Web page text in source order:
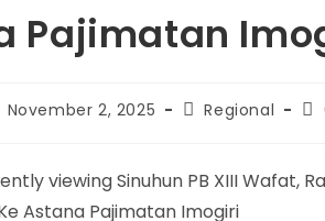
Pajimatan
November 2, 2025
PostRegional